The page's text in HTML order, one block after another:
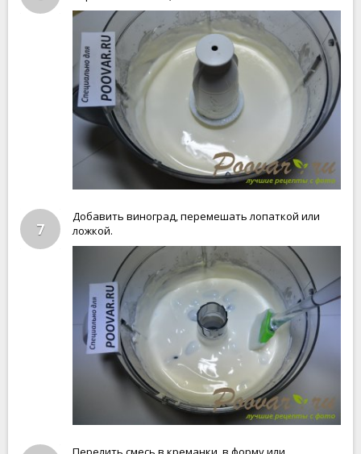
7
Добавить виноград, перемешать лопаткой или
ложкой.